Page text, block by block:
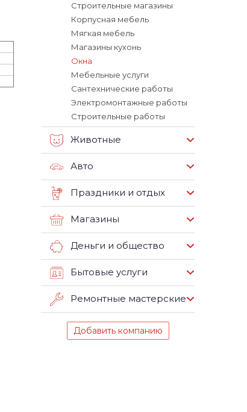
Строительные магазины
Корпусная мебель
Мягкая мебель
Магазины кухонь
Окна
Мебельные услуги
Сантехнические работы
Электромонтажные работы
Строительные работы
Животные
Авто
Праздники и отдых
Магазины
Деньги и общество
Бытовые услуги
Ремонтные мастерские
Добавить компанию